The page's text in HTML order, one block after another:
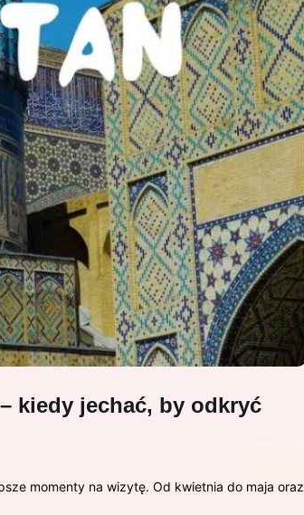
kiedy jechać, by odkryć
momenty na wizytę. Od kwietnia do maja oraz